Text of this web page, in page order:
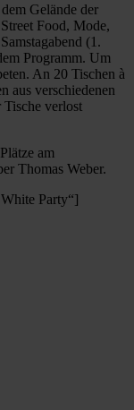
Gelände der
Food, Mode,
(1.
Programm. Um
An 20 Tischen à
aus verschiedenen
Tische verlost
am
Thomas Weber.
Party“]